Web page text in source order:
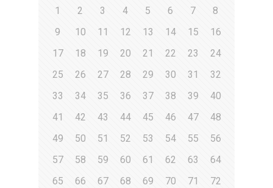
1 2 3 4 5 6 7
8
9
10 11 12 13 14 15
16
17
18 19 20 21 22 23
24
25
26 27 28 29 30 31
32
33
34 35 36 37 38 39
40
41
42 43 44 45 46 47
48
49
50 51 52 53 54 55
56
57
58 59 60 61 62 63
64
65
66 67 68 69 70 71
72